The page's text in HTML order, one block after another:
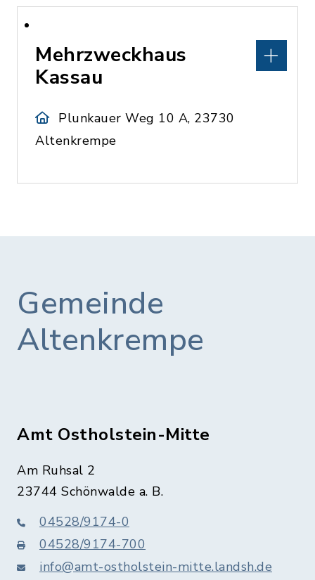
Mehrzweckhaus
Kassau
Plunkauer Weg 10 A, 23730
Altenkrempe
Gemeinde
Altenkrempe
Amt Ostholstein-Mitte
Am Ruhsal 2
23744 Schönwalde a. B.
04528/9174-0
04528/9174-700
info@amt-ostholstein-mitte.landsh.de